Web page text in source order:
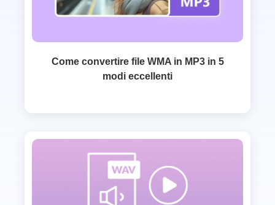
Come convertire file WMA in MP3 in 5
modi eccellenti